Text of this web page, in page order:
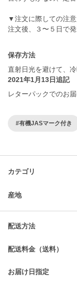
▼注文に際しての注意
注文後、３〜５日で
保存方法
直射日光を避けて、
2021年1月13日追記
レターパックでのお届
#有機JASマーク付き
カテゴリ
産地
配送方法
配送料金（送料）
お届け日指定